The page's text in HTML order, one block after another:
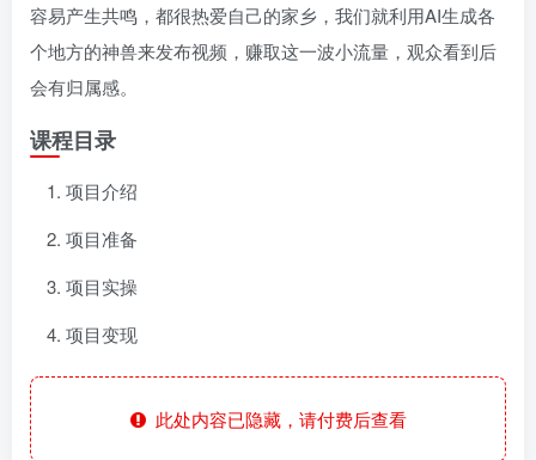
容易产生共鸣，都很热爱自己的家乡，我们就利用AI生成各
个地方的神兽来发布视频，赚取这一波小流量，观众看到后
会有归属感。
课程目录
项目介绍
项目准备
项目实操
项目变现
此处内容已隐藏，请付费后查看